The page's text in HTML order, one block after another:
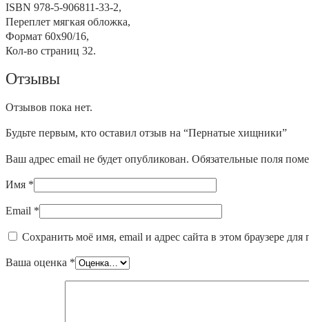
ISBN 978-5-906811-33-2,
Переплет мягкая обложка,
Формат 60х90/16,
Кол-во страниц 32.
Отзывы
Отзывов пока нет.
Будьте первым, кто оставил отзыв на “Пернатые хищники”
Ваш адрес email не будет опубликован. Обязательные поля
Имя *
Email *
Сохранить моё имя, email и адрес сайта в этом браузере
Ваша оценка *